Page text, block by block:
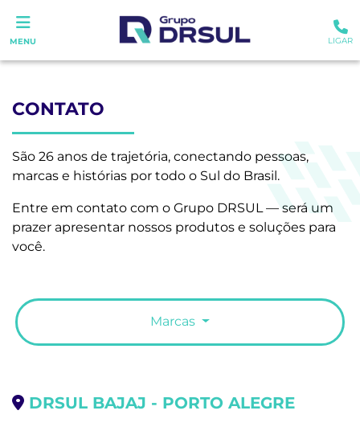
MENU LIGAR
CONTATO
São 26 anos de trajetória, conectando pessoas,
marcas e histórias por todo o Sul do Brasil.
Entre em contato com o Grupo DRSUL — será um
prazer apresentar nossos produtos e soluções para
você.
Marcas
DRSUL BAJAJ - PORTO ALEGRE